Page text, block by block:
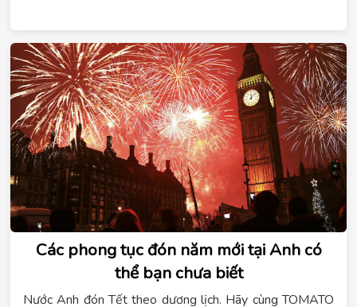
Các phong tục đón năm mới tại Anh có
thể bạn chưa biết
Nước Anh đón Tết theo dương lịch. Hãy cùng TOMATO